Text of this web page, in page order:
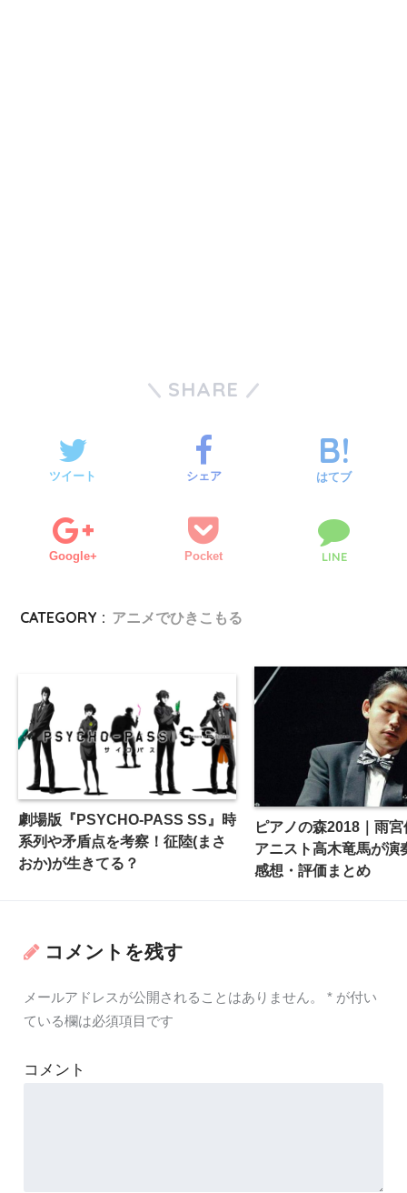
SHARE
ツイート シェア はてブ
Google+ Pocket LINE
CATEGORY : アニメでひきこもる
劇場版『PSYCHO-PASS SS』時
系列や矛盾点を考察！征陸(まさ
おか)が生きてる？
ピアノの森2018｜雨
アニスト高木竜馬が演
感想・評価まとめ
コメントを残す
メールアドレスが公開されることはありません。 *が付い
ている欄は必須項目です
コメント